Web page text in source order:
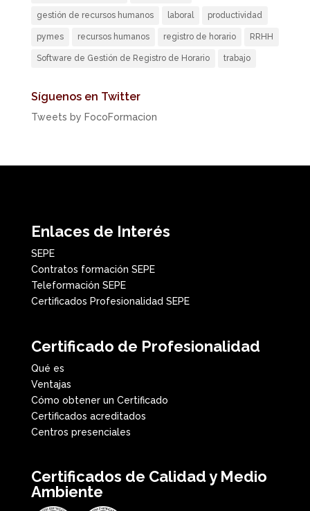
gestión de recursos humanos laboral productividad
pymes recursos humanos registro de horario RRHH
Software de Gestión de Registro de Horario trabajo
Síguenos en Twitter
Tweets by FocoFormacion
Enlaces de Interés
SEPE
Contratos formación SEPE
Teleformación SEPE
Certificados Profesionalidad SEPE
Certificado de Profesionalidad
Qué es
Ventajas
Cómo obtener un Certificado
Certificados acreditados
Centros presenciales
Certificados de Calidad y Medio
Ambiente